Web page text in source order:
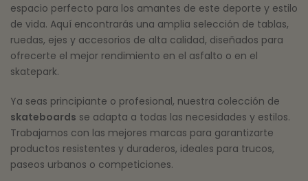
espacio perfecto para los amantes de este deporte y estilo
de vida. Aquí encontrarás una amplia selección de tablas,
ruedas, ejes y accesorios de alta calidad, diseñados para
ofrecerte el mejor rendimiento en el asfalto o en el
skatepark.
Ya seas principiante o profesional, nuestra colección de
skateboards se adapta a todas las necesidades y estilos.
Trabajamos con las mejores marcas para garantizarte
productos resistentes y duraderos, ideales para trucos,
paseos urbanos o competiciones.